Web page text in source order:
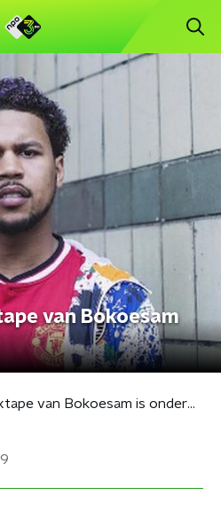
van Bokoesam
De nieuwe mixtape van Bokoesam is onderweg